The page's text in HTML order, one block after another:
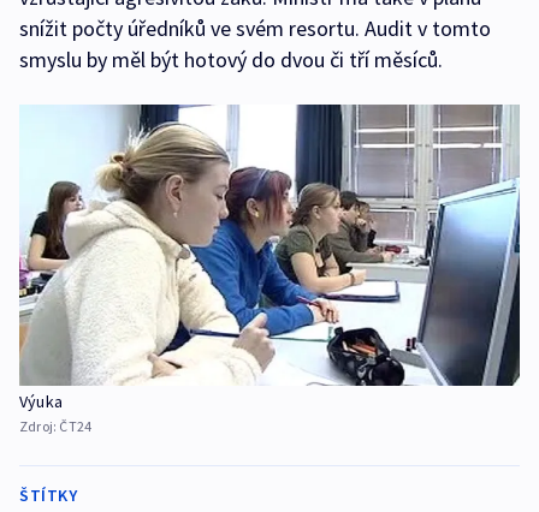
snížit počty úředníků ve svém resortu. Audit v tomto
smyslu by měl být hotový do dvou či tří měsíců.
Výuka
Zdroj: ČT24
ŠTÍTKY